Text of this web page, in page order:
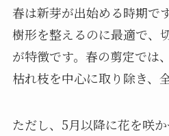
春は新芽が出始める時期で
樹形を整えるのに最適で、
が特徴です。春の剪定では
枯れ枝を中心に取り除き、
ただし、5月以降に花を咲